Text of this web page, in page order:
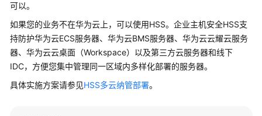
技
术
画
册
产
可以。
如果您的业务不在华为云上，可以使用HSS。 企业主机安全HSS支
持防护华为云ECS服务器、华为云BMS服务器、华为云云耀云服务
器、华为云云桌面（Workspace）以及第三方云服务器和线下
IDC，方便您集中管理同一区域内多样化部署的服务器。
具体实施方案请参见HSS多云纳管部署。